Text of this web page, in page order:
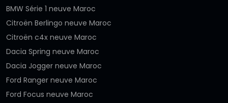
BMW Série 1 neuve Maroc
Citroën Berlingo neuve Maroc
Citroën c4x neuve Maroc
Dacia Spring neuve Maroc
Dacia Jogger neuve Maroc
Ford Ranger neuve Maroc
Ford Focus neuve Maroc